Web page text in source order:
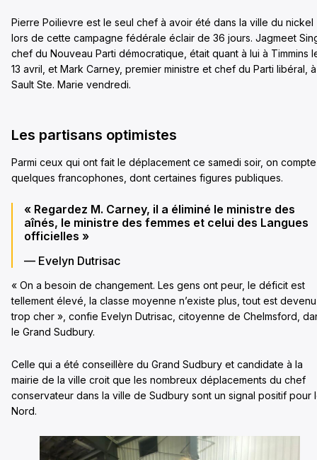
Pierre Poilievre est le seul chef à avoir été dans la ville du nickel
lors de cette campagne fédérale éclair de 36 jours. Jagmeet
chef du Nouveau Parti démocratique, était quant à lui à Timmins
13 avril, et Mark Carney, premier ministre et chef du Parti libéral, à
Sault Ste. Marie vendredi.
Les partisans optimistes
Parmi ceux qui ont fait le déplacement ce samedi soir, on compte
quelques francophones, dont certaines figures publiques.
« Regardez M. Carney, il a éliminé le ministre des
aînés, le ministre des femmes et celui des Langues
officielles »
— Evelyn Dutrisac
« On a besoin de changement. Les gens ont peur, le déficit est
tellement élevé, la classe moyenne n’existe plus, tout est devenu
trop cher », confie Evelyn Dutrisac, citoyenne de Chelmsford,
le Grand Sudbury.
Celle qui a été conseillère du Grand Sudbury et candidate à la
mairie de la ville croit que les nombreux déplacements du chef
conservateur dans la ville de Sudbury sont un signal positif pour
Nord.